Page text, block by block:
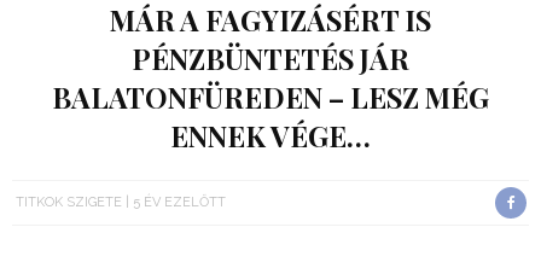
MÁR A FAGYIZÁSÉRT IS
PÉNZBÜNTETÉS JÁR
BALATONFÜREDEN – LESZ MÉG
ENNEK VÉGE…
TITKOK SZIGETE 5 ÉV EZELŐTT